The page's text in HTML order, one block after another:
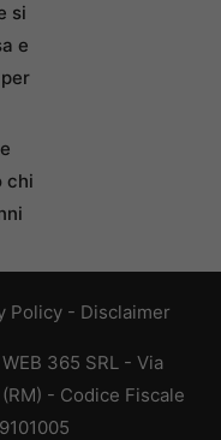
si
e
chi
Policy - Disclaimer
365 SRL - Via
- Codice Fiscale